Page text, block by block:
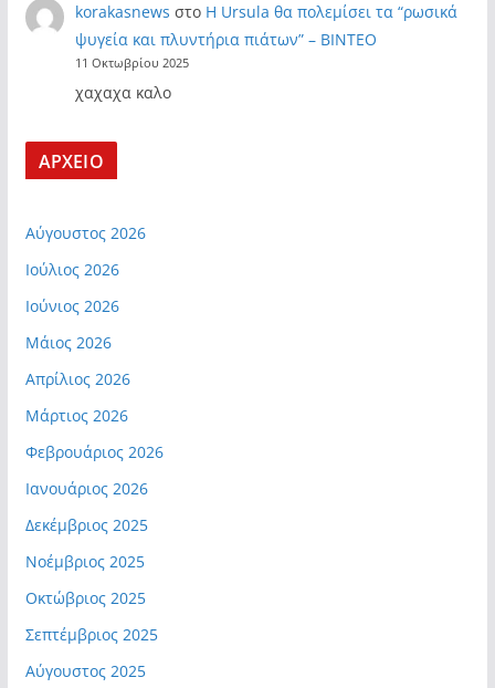
korakasnews στο Η Ursula θα πολεμίσει τα “ρωσικά
ψυγεία και πλυντήρια πιάτων” – ΒΙΝΤΕΟ
11 Οκτωβρίου 2025
χαχαχα καλο
ΑΡΧΕΙΟ
Αύγουστος 2026
Ιούλιος 2026
Ιούνιος 2026
Μάιος 2026
Απρίλιος 2026
Μάρτιος 2026
Φεβρουάριος 2026
Ιανουάριος 2026
Δεκέμβριος 2025
Νοέμβριος 2025
Οκτώβριος 2025
Σεπτέμβριος 2025
Αύγουστος 2025